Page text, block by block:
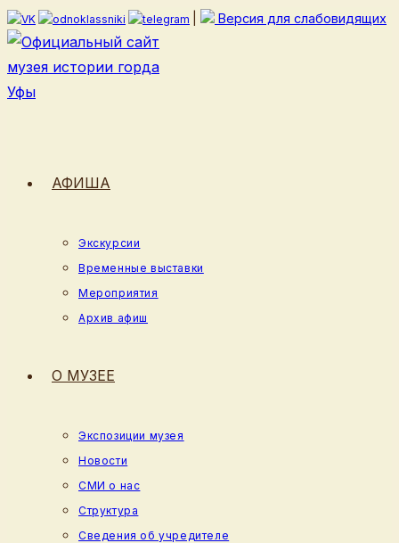
Перейти
к
содержимому
Версия для слабовидящих
АФИША
Экскурсии
Временные выставки
Мероприятия
Архив афиш
О МУЗЕЕ
Экспозиции музея
Новости
СМИ о нас
Структура
Сведения об учредителе